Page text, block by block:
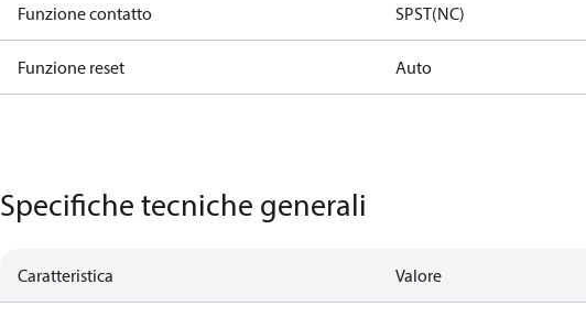
Funzione contatto SPST(NC)
Funzione reset Auto
Specifiche tecniche generali
Caratteristica Valore